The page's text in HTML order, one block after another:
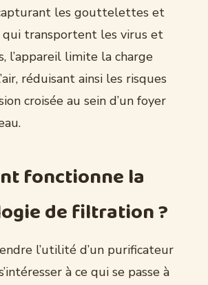
les gouttelettes et
qui transportent les virus et
l’appareil limite la charge
réduisant ainsi les risques
croisée au sein d’un foyer
fonctionne la
de filtration ?
l’utilité d’un purificateur
à ce qui se passe à